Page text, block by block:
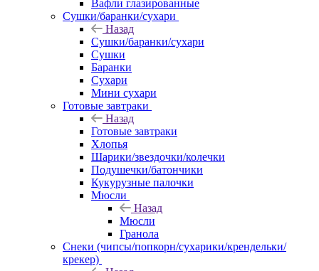
Вафли глазированные
Сушки/баранки/сухари
Назад
Сушки/баранки/сухари
Сушки
Баранки
Сухари
Мини сухари
Готовые завтраки
Назад
Готовые завтраки
Хлопья
Шарики/звездочки/колечки
Подушечки/батончики
Кукурузные палочки
Мюсли
Назад
Мюсли
Гранола
Снеки (чипсы/попкорн/сухарики/крендельки/
крекер)